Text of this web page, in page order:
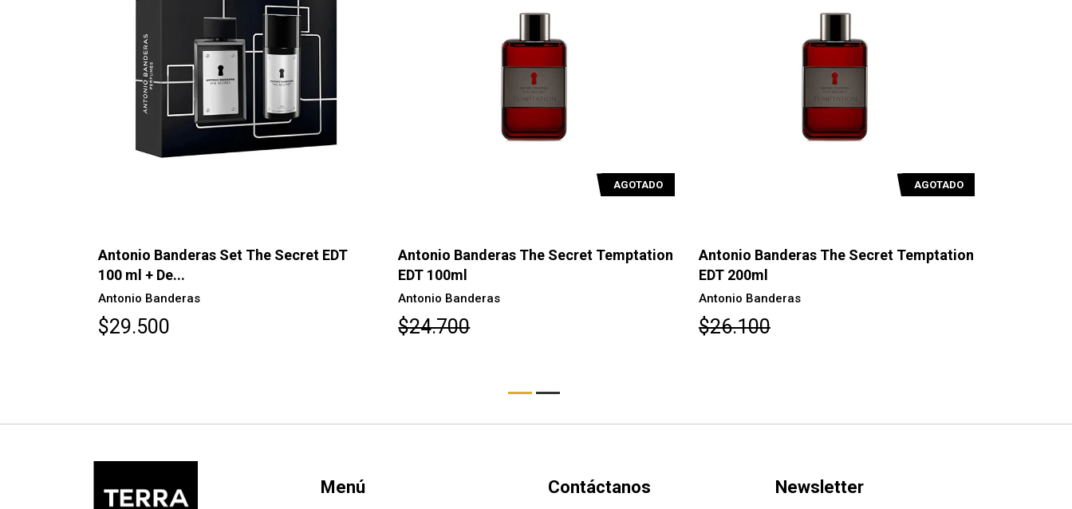
Antonio Banderas Set The Secret EDT
100 ml + De...
Antonio Banderas
$29.500
AGOTADO
Antonio Banderas The Secret Temptation
EDT 100ml
Antonio Banderas
$24.700
AGOTADO
Antonio Banderas The Secret Temptation
EDT 200ml
Antonio Banderas
$26.100
Menú Contáctanos Newsletter